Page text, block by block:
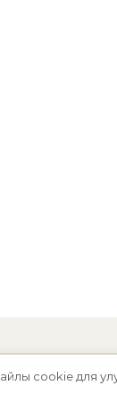
Themes
cookie для